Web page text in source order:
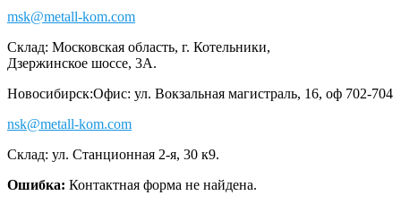
msk@metall-kom.com
Склад: Московская область, г. Котельники,
Дзержинское шоссе, 3А.
Новосибирск:Офис: ул. Вокзальная магистраль, 16, оф 702-704
nsk@metall-kom.com
Склад: ул. Станционная 2-я, 30 к9.
Ошибка: Контактная форма не найдена.